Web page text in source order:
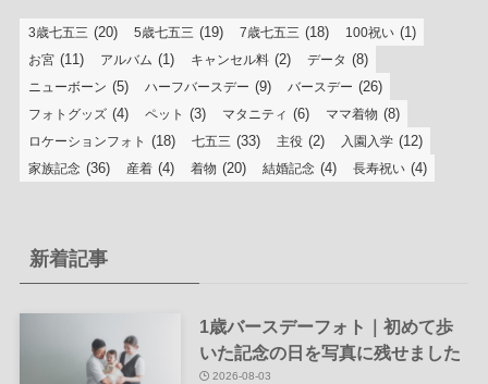
3歳七五三 (20) 5歳七五三 (19) 7歳七五三 (18) 100祝い (1)
お宮 (11) アルバム (1) キャンセル料 (2) データ (8)
ニューボーン (5) ハーフバースデー (9) バースデー (26)
フォトグッズ (4) ペット (3) マタニティ (6) ママ着物 (8)
ロケーションフォト (18) 七五三 (33) 主役 (2) 入園入学 (12)
家族記念 (36) 産着 (4) 着物 (20) 結婚記念 (4) 長寿祝い (4)
新着記事
1歳バースデーフォト｜初めて歩
いた記念の日を写真に残せました
2026-08-03